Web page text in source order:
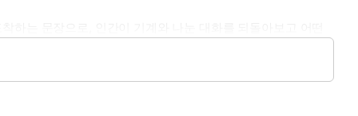
기 다른 서사와 사고방식이 성큼 도래한 미래를 마주하는 지